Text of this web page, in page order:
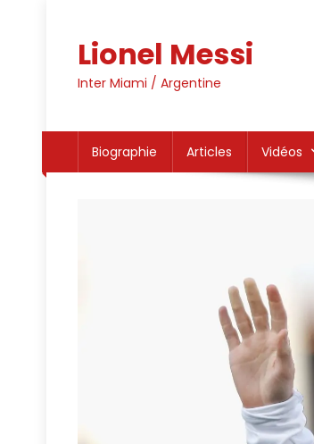
Lionel Messi
Inter Miami / Argentine
Biographie Articles Vidéos